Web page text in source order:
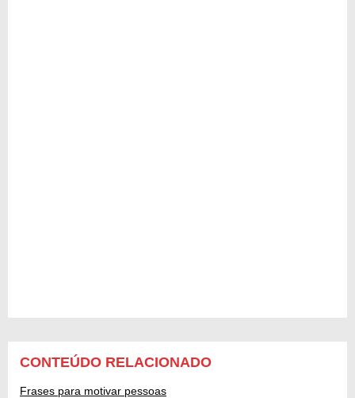
CONTEÚDO RELACIONADO
Frases para motivar pessoas